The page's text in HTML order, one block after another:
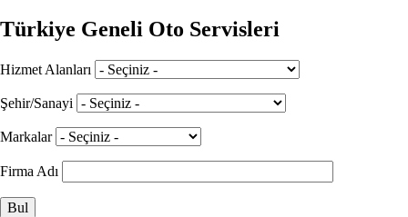
Türkiye Geneli Oto Servisleri
Hizmet Alanları
Şehir/Sanayi
Markalar
Firma Adı